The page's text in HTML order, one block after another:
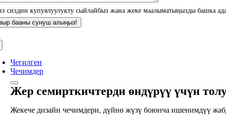
сиздин купуялуулукту сыйлайбыз жана жеке маалыматыңызды башка
Чегилген
Чечимдер
Жер семирткичтерди өндүрүү үчүн
Жекече дизайн чечимдери, дүйнө жүзү боюнча ишенимдүү